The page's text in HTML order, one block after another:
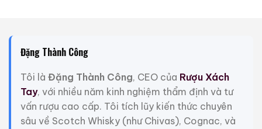
Giới Thiệu Một Số Mẫu Rượu Whisky
Đặng Thành Công
Tôi là Đặng Thành Công, CEO của Rượu Xách
Tay, với nhiều năm kinh nghiệm thẩm định và tư
vấn rượu cao cấp. Tôi tích lũy kiến thức chuyên
sâu về Scotch Whisky (như Chivas), Cognac, và